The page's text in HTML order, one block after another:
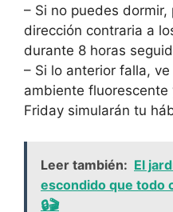
– Si no puedes
dirección contraria a
durante 8 horas
– Si lo anterior falla,
ambiente
Friday simularán tu
Leer también: El
escondido que todo
🔒🎬